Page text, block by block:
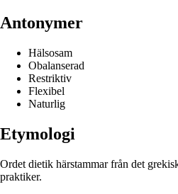
Antonymer
Hälsosam
Obalanserad
Restriktiv
Flexibel
Naturlig
Etymologi
Ordet dietik härstammar från det
praktiker.